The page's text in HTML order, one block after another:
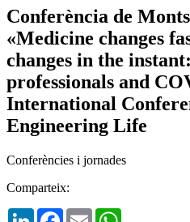
Conferència de
«Medicine changes
changes in the
professionals and
International
Engineering Life
Conferències i jornades
Comparteix:
LinkedInFacebook
Email